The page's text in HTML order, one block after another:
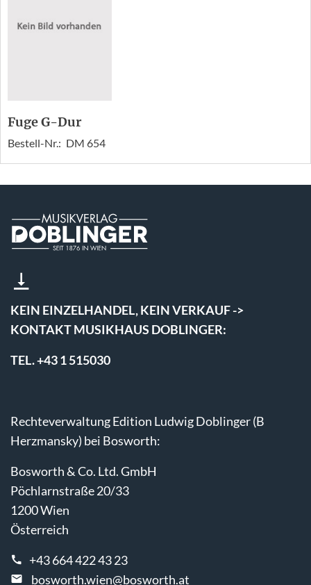
Fuge G-Dur
Bestell-Nr.: DM 654
KEIN EINZELHANDEL, KEIN VERKAUF ->
KONTAKT MUSIKHAUS DOBLINGER:
TEL. +43 1 515030
Rechteverwaltung Edition Ludwig Doblinger (B
Herzmansky) bei Bosworth:
Bosworth & Co. Ltd. GmbH
Pöchlarnstraße 20/33
1200 Wien
Österreich
+43 664 422 43 23
bosworth.wien@bosworth.at